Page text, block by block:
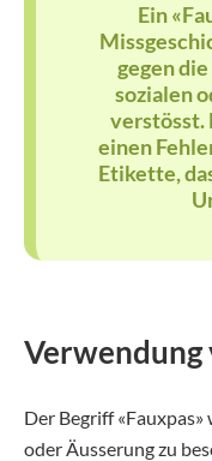
Ein
gegen
sozialen
verstösst.
einen
Etikette,
Verwendung
Der Begriff
oder Äusserung zu